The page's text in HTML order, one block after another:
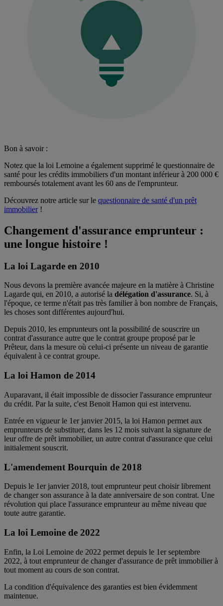
Bon à savoir :
Notez que la loi Lemoine a également supprimé le questionnaire de
santé pour les crédits immobiliers d'un montant inférieur à 200 000 €
remboursés totalement avant les 60 ans de l'emprunteur.
Découvrez notre article sur le questionnaire de santé d'un prêt
immobilier!
Changement d'assurance emprunteur :
une longue histoire !
La loi Lagarde en 2010
Nous devons la première avancée majeure en la matière à Christine
Lagarde qui, en 2010, a autorisé la délégation d'assurance. Si, à
l'époque, ce terme n'était pas très familier à bon nombre de Français,
les choses sont différentes aujourd'hui.
Depuis 2010, les emprunteurs ont la possibilité de souscrire un
contrat d'assurance autre que le contrat groupe proposé par le
Prêteur, dans la mesure où celui-ci présente un niveau de garantie
équivalent à ce contrat groupe.
La loi Hamon de 2014
Auparavant, il était impossible de dissocier l'assurance emprunteur
du crédit. Par la suite, c'est Benoit Hamon qui est intervenu.
Entrée en vigueur le 1er janvier 2015, la loi Hamon permet aux
emprunteurs de substituer, dans les 12 mois suivant la signature de
leur offre de prêt immobilier, un autre contrat d'assurance que celui
initialement souscrit.
L'amendement Bourquin de 2018
Depuis le 1er janvier 2018, tout emprunteur peut choisir librement
de changer son assurance à la date anniversaire de son contrat. Une
révolution qui place l'assurance emprunteur au même niveau que
toute autre garantie.
La loi Lemoine de 2022
Enfin, la Loi Lemoine de 2022 permet depuis le 1er septembre
2022, à tout emprunteur de changer d'assurance de prêt immobilier à
tout moment au cours de son contrat.
La condition d'équivalence des garanties est bien évidemment
maintenue.